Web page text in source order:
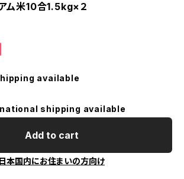
ム米10合1.5kg×２
available
shipping available
Add to cart
日本国内にお住まいの方向け